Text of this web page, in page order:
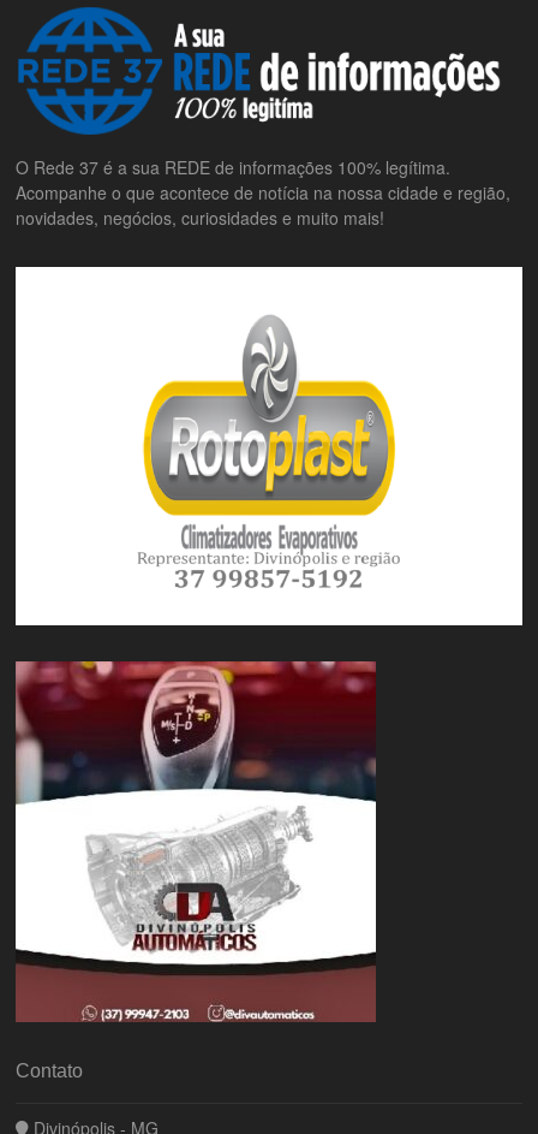
O Rede 37 é a sua REDE de informações 100% legítima.
Acompanhe o que acontece de notícia na nossa cidade e região,
novidades, negócios, curiosidades e muito mais!
Contato
Divinópolis - MG